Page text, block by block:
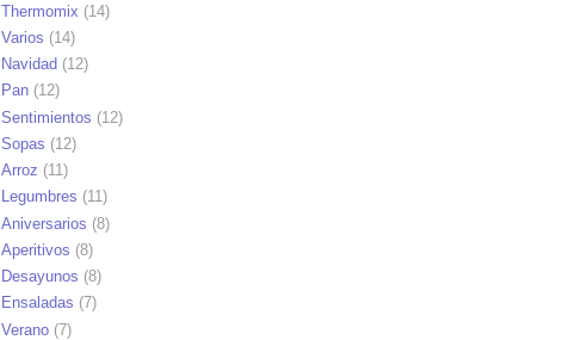
Thermomix (14)
Varios (14)
Navidad (12)
Pan (12)
Sentimientos (12)
Sopas (12)
Arroz (11)
Legumbres (11)
Aniversarios (8)
Aperitivos (8)
Desayunos (8)
Ensaladas (7)
Verano (7)